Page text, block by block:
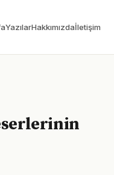
YazılarHakkımızdaİletişim